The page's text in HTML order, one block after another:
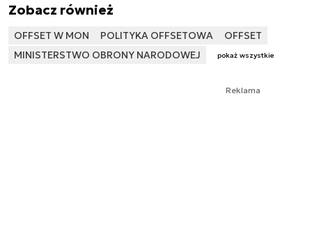
Zobacz również
OFFSET W MON POLITYKA OFFSETOWA
OFFSET
MINISTERSTWO OBRONY NARODOWEJ
pokaż wszystkie
Reklama